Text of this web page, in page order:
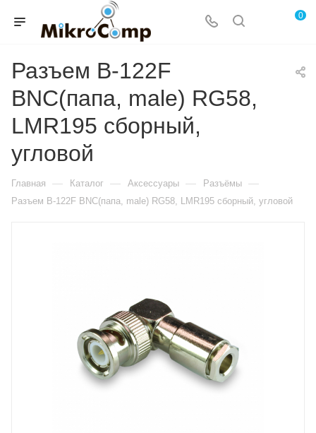
0
Разъем B-122F
BNC(папа, male) RG58,
LMR195 сборный,
угловой
Главная — Каталог — Аксессуары — Разъёмы —
Разъем B-122F BNC(папа, male) RG58, LMR195 сборный, угловой